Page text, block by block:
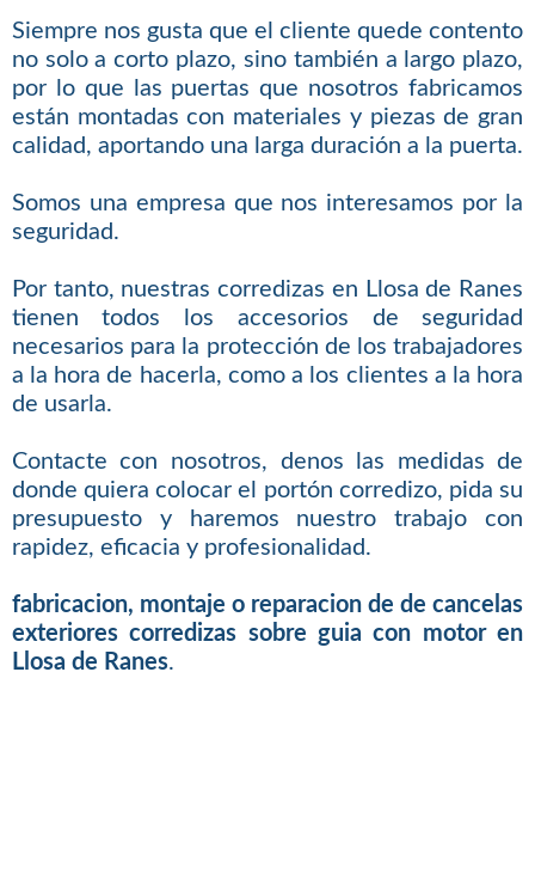
Siempre nos gusta que el cliente quede contento
no solo a corto plazo, sino también a largo plazo,
por lo que las puertas que nosotros fabricamos
están montadas con materiales y piezas de gran
calidad, aportando una larga duración a la puerta.
Somos una empresa que nos interesamos por la
seguridad.
Por tanto, nuestras corredizas en Llosa de Ranes
tienen todos los accesorios de seguridad
necesarios para la protección de los trabajadores
a la hora de hacerla, como a los clientes a la hora
de usarla.
Contacte con nosotros, denos las medidas de
donde quiera colocar el portón corredizo, pida su
presupuesto y haremos nuestro trabajo con
rapidez, eficacia y profesionalidad.
fabricacion, montaje o reparacion de de cancelas
exteriores corredizas sobre guia con motor en
Llosa de Ranes.